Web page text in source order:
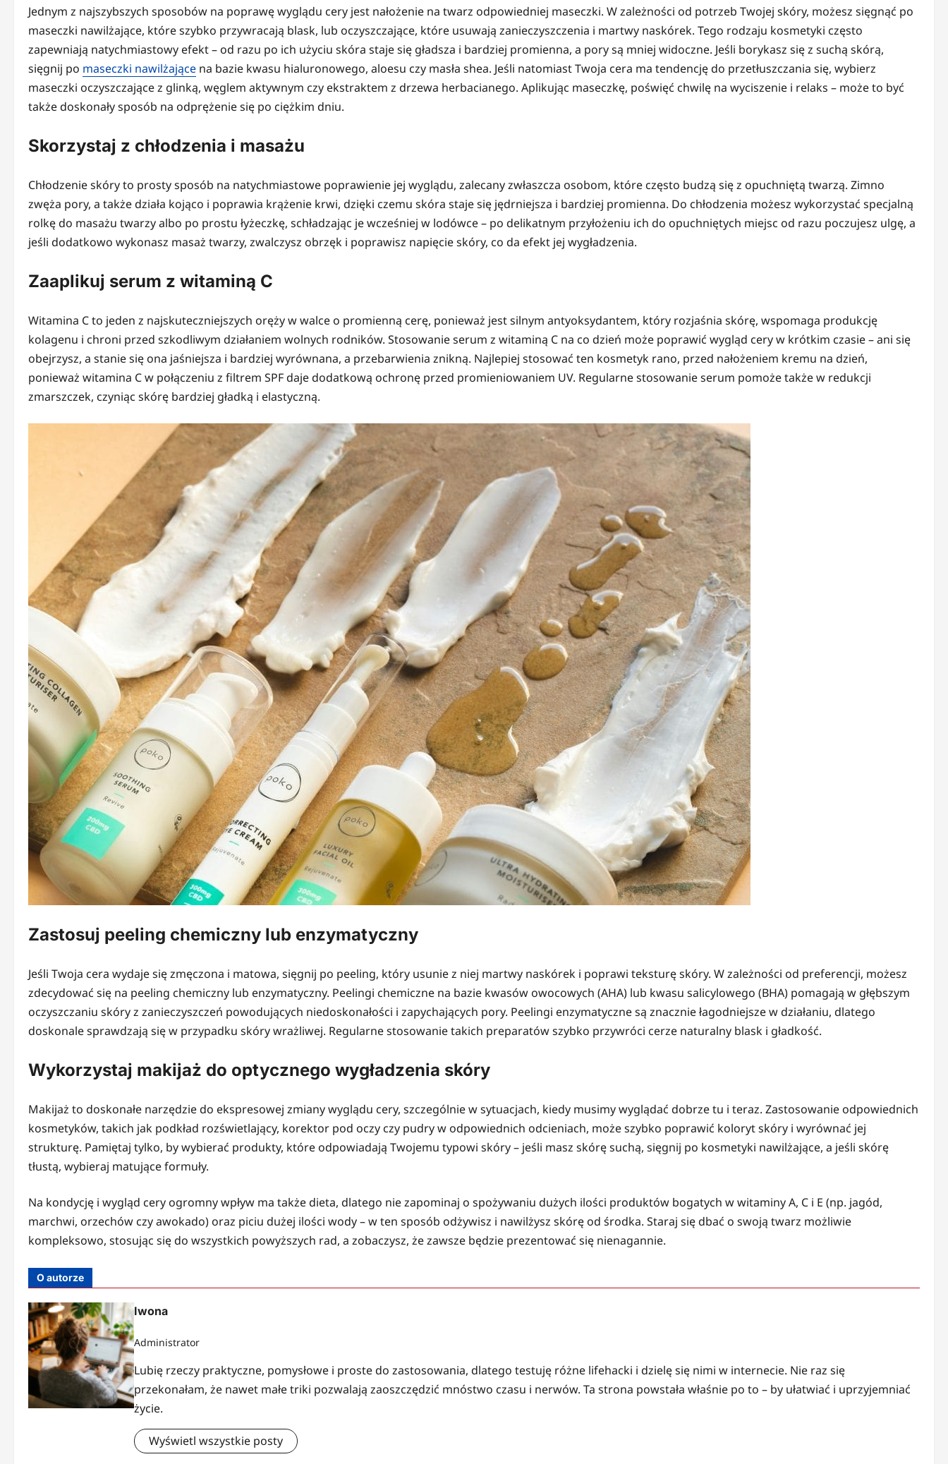
Jednym z najszybszych sposobów na poprawę wyglądu cery jest nałożenie na twarz odpowiedniej maseczki. W zależności od potrzeb Twojej skóry, możesz sięgnąć po
maseczki nawilżające, które szybko przywracają blask, lub oczyszczające, które usuwają zanieczyszczenia i martwy naskórek. Tego rodzaju kosmetyki często
zapewniają natychmiastowy efekt – od razu po ich użyciu skóra staje się gładsza i bardziej promienna, a pory są mniej widoczne. Jeśli borykasz się z suchą skórą,
sięgnij po maseczki nawilżające na bazie kwasu hialuronowego, aloesu czy masła shea. Jeśli natomiast Twoja cera ma tendencję do przetłuszczania się, wybierz
maseczki oczyszczające z glinką, węglem aktywnym czy ekstraktem z drzewa herbacianego. Aplikując maseczkę, poświęć chwilę na wyciszenie i relaks – może to być
także doskonały sposób na odprężenie się po ciężkim dniu.
Skorzystaj z chłodzenia i masażu
Chłodzenie skóry to prosty sposób na natychmiastowe poprawienie jej wyglądu, zalecany zwłaszcza osobom, które często budzą się z opuchniętą twarzą. Zimno
zwęża pory, a także działa kojąco i poprawia krążenie krwi, dzięki czemu skóra staje się jędrniejsza i bardziej promienna. Do chłodzenia możesz wykorzystać specjalną
rolkę do masażu twarzy albo po prostu łyżeczkę, schładzając je wcześniej w lodówce – po delikatnym przyłożeniu ich do opuchniętych miejsc od razu poczujesz ulgę, a
jeśli dodatkowo wykonasz masaż twarzy, zwalczysz obrzęk i poprawisz napięcie skóry, co da efekt jej wygładzenia.
Zaaplikuj serum z witaminą C
Witamina C to jeden z najskuteczniejszych oręży w walce o promienną cerę, ponieważ jest silnym antyoksydantem, który rozjaśnia skórę, wspomaga produkcję
kolagenu i chroni przed szkodliwym działaniem wolnych rodników. Stosowanie serum z witaminą C na co dzień może poprawić wygląd cery w krótkim czasie – ani się
obejrzysz, a stanie się ona jaśniejsza i bardziej wyrównana, a przebarwienia znikną. Najlepiej stosować ten kosmetyk rano, przed nałożeniem kremu na dzień,
ponieważ witamina C w połączeniu z filtrem SPF daje dodatkową ochronę przed promieniowaniem UV. Regularne stosowanie serum pomoże także w redukcji
zmarszczek, czyniąc skórę bardziej gładką i elastyczną.
Zastosuj peeling chemiczny lub enzymatyczny
Jeśli Twoja cera wydaje się zmęczona i matowa, sięgnij po peeling, który usunie z niej martwy naskórek i poprawi teksturę skóry. W zależności od preferencji, możesz
zdecydować się na peeling chemiczny lub enzymatyczny. Peelingi chemiczne na bazie kwasów owocowych (AHA) lub kwasu salicylowego (BHA) pomagają w głębszym
oczyszczaniu skóry z zanieczyszczeń powodujących niedoskonałości i zapychających pory. Peelingi enzymatyczne są znacznie łagodniejsze w działaniu, dlatego
doskonale sprawdzają się w przypadku skóry wrażliwej. Regularne stosowanie takich preparatów szybko przywróci cerze naturalny blask i gładkość.
Wykorzystaj makijaż do optycznego wygładzenia skóry
Makijaż to doskonałe narzędzie do ekspresowej zmiany wyglądu cery, szczególnie w sytuacjach, kiedy musimy wyglądać dobrze tu i teraz. Zastosowanie odpowiednich
kosmetyków, takich jak podkład rozświetlający, korektor pod oczy czy pudry w odpowiednich odcieniach, może szybko poprawić koloryt skóry i wyrównać jej
strukturę. Pamiętaj tylko, by wybierać produkty, które odpowiadają Twojemu typowi skóry – jeśli masz skórę suchą, sięgnij po kosmetyki nawilżające, a jeśli skórę
tłustą, wybieraj matujące formuły.
Na kondycję i wygląd cery ogromny wpływ ma także dieta, dlatego nie zapominaj o spożywaniu dużych ilości produktów bogatych w witaminy A, C i E (np. jagód,
marchwi, orzechów czy awokado) oraz piciu dużej ilości wody – w ten sposób odżywisz i nawilżysz skórę od środka. Staraj się dbać o swoją twarz możliwie
kompleksowo, stosując się do wszystkich powyższych rad, a zobaczysz, że zawsze będzie prezentować się nienagannie.
O autorze
Iwona
Administrator
Lubię rzeczy praktyczne, pomysłowe i proste do zastosowania, dlatego testuję różne lifehacki i dzielę się nimi w internecie. Nie raz się
przekonałam, że nawet małe triki pozwalają zaoszczędzić mnóstwo czasu i nerwów. Ta strona powstała właśnie po to – by ułatwiać i uprzyjemniać
życie.
Wyświetl wszystkie posty